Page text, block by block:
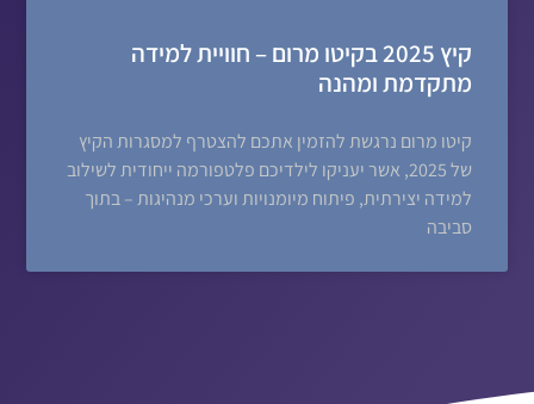
קיץ 2025 בקיטו מרום – חוויית למידה
מתקדמת ומהנה
קיטו מרום נרגשת להזמין אתכם להצטרף למסגרות הקיץ
של 2025, אשר יעניקו לילדיכם פלטפורמה ייחודית לשילוב
למידה יצירתית, פיתוח מיומנויות וערכי מנהיגות – בתוך
סביבה